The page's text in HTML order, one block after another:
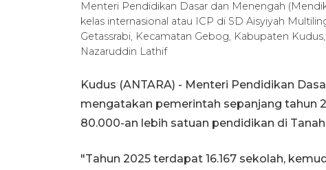
Menteri Pendidikan Dasar dan Menengah
kelas internasional atau ICP di SD Aisyiyah
Getassrabi, Kecamatan Gebog, Kabupaten
Nazaruddin Lathif
Kudus (ANTARA) - Menteri Pendidikan
mengatakan pemerintah sepanjang tahun
80.000-an lebih satuan pendidikan di Tanah
"Tahun 2025 terdapat 16.167 sekolah,